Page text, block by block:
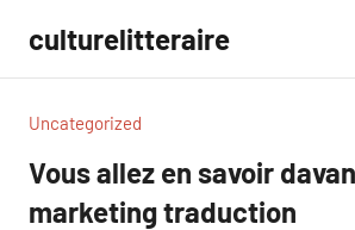
contenu
culturelitteraire
Uncategorized
Vous allez en savoir
marketing traduction